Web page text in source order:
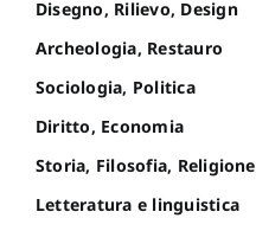
Disegno, Rilievo, Design
Archeologia, Restauro
Sociologia, Politica
Diritto, Economia
Storia, Filosofia, Religione
Letteratura e linguistica